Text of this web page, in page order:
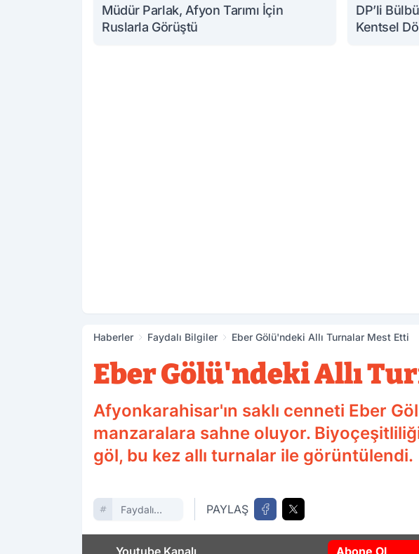
Müdür Parlak, Afyon Tarımı İçin
Ruslarla Görüştü
DP’li
Kentsel
Haberler Faydalı Bilgiler Eber Gölü'ndeki Allı Turnalar Mest Etti
Eber Gölü'ndeki Allı
Afyonkarahisar'ın saklı cenneti Eber
manzaralara sahne oluyor.
göl, bu kez allı turnalar ile görüntülendi.
Faydalı
PAYLAŞ